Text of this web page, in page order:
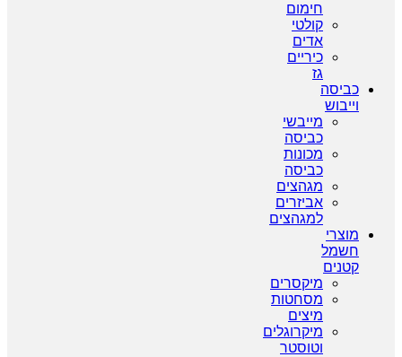
חימום
קולטי
אדים
כיריים
גז
כביסה
וייבוש
מייבשי
כביסה
מכונות
כביסה
מגהצים
אביזרים
למגהצים
מוצרי
חשמל
קטנים
מיקסרים
מסחטות
מיצים
מיקרוגלים
וטוסטר